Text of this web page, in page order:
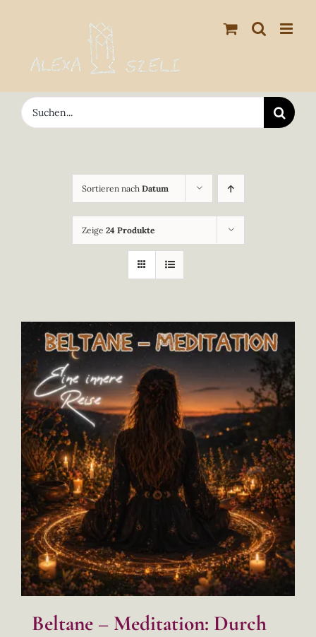
springen
Suche
nach:
Sortieren nach Datum
Zeige 24 Produkte
Beltane – Meditation: Durch